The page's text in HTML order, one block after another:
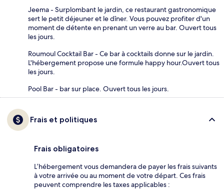
Jeema - Surplombant le jardin, ce restaurant gastronomique
sert le petit déjeuner et le dîner. Vous pouvez profiter d'un
moment de détente en prenant un verre au bar. Ouvert tous
les jours.
Roumoul Cocktail Bar - Ce bar à cocktails donne sur le jardin.
L'hébergement propose une formule happy hour.Ouvert tous
les jours.
Pool Bar - bar sur place. Ouvert tous les jours.
Frais et politiques
Frais obligatoires
L’hébergement vous demandera de payer les frais suivants
à votre arrivée ou au moment de votre départ. Ces frais
peuvent comprendre les taxes applicables :